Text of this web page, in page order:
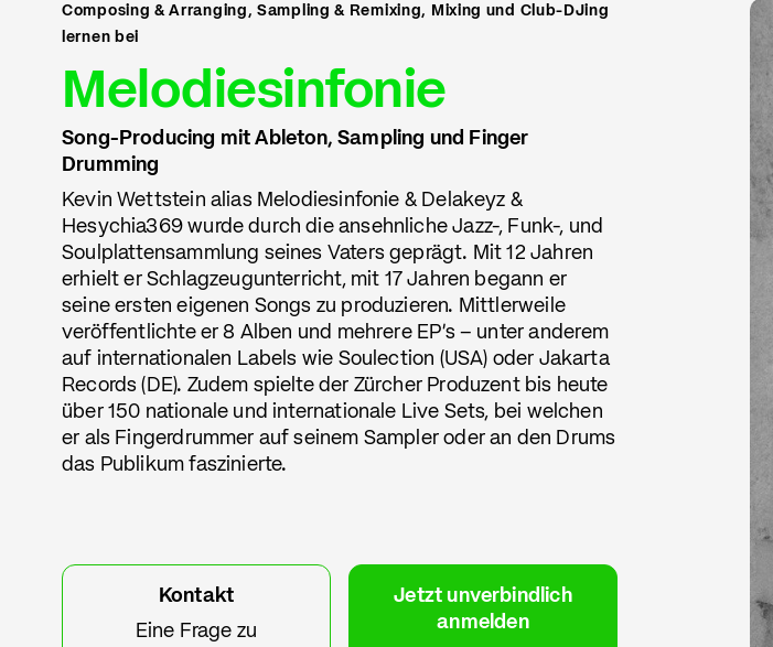
Composing & Arranging, Sampling & Remixing, Mixing und Club-DJing
lernen bei
Melodiesinfonie
Song-Producing mit Ableton, Sampling und Finger
Drumming
Kevin Wettstein alias Melodiesinfonie & Delakeyz &
Hesychia369 wurde durch die ansehnliche Jazz-, Funk-, und
Soulplattensammlung seines Vaters geprägt. Mit 12 Jahren
erhielt er Schlagzeugunterricht, mit 17 Jahren begann er
seine ersten eigenen Songs zu produzieren. Mittlerweile
veröffentlichte er 8 Alben und mehrere EP's – unter anderem
auf internationalen Labels wie Soulection (USA) oder Jakarta
Records (DE). Zudem spielte der Zürcher Produzent bis heute
über 150 nationale und internationale Live Sets, bei welchen
er als Fingerdrummer auf seinem Sampler oder an den Drums
das Publikum faszinierte.
Kontakt
Eine Frage zu
Jetzt unverbindlich
anmelden